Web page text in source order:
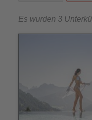
Es wurden 3